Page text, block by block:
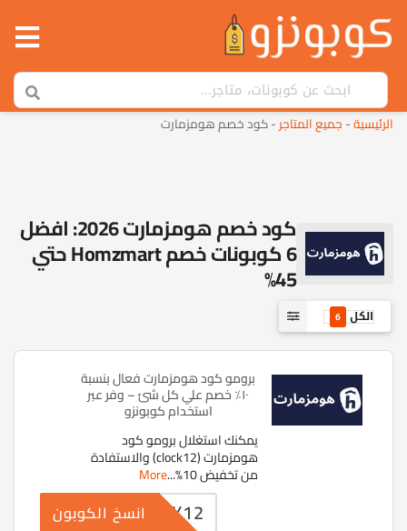
الرئيسية-جميع المتاجر-كود خصم هومزمارت
كود خصم هومزمارت 2026: افضل
6 كوبونات خصم Homzmart حتي
45%
الكل 6
برومو كود هومزمارت فعال بنسبة
١٠٪ خصم علي كل شئ – وفر عبر
استخدام كوبونزو
يمكنك استغلال برومو كود
هومزمارت (clock12) والاستفادة
من تخفيض 10% ...
More
CLOCK12انسخ الكوبون